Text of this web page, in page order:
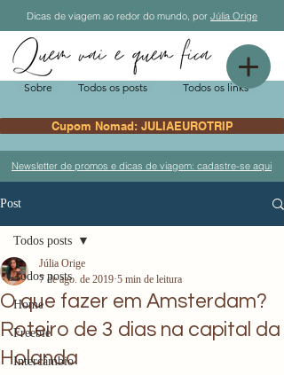
Sobre Todos os posts Todos os links
Cupom Nomad: JULIAEUROTRIP
Dicas de viagem ao redor do mundo, por Júlia Orige
Newsletter de promos e dicas de viagem: cadastre-se aqui
Post
Todos posts
Home
Freebie
Intercâmbio
Todos posts
O que fazer em Amsterdam?
Roteiro de 3 dias na capital da
Holanda
Júlia Orige
7 de ago. de 2019 5 min de leitura